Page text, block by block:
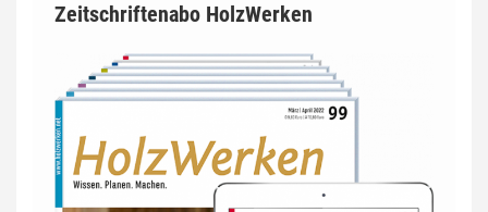
Zeitschriftenabo HolzWerken